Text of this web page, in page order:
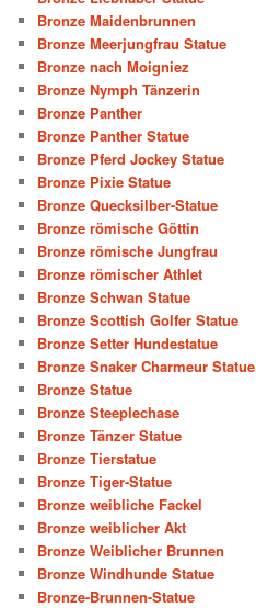
Bronze Maidenbrunnen
Bronze Meerjungfrau Statue
Bronze nach Moigniez
Bronze Nymph Tänzerin
Bronze Panther
Bronze Panther Statue
Bronze Pferd Jockey Statue
Bronze Pixie Statue
Bronze Quecksilber-Statue
Bronze römische Göttin
Bronze römische Jungfrau
Bronze römischer Athlet
Bronze Schwan Statue
Bronze Scottish Golfer Statue
Bronze Setter Hundestatue
Bronze Snaker Charmeur Statue
Bronze Statue
Bronze Steeplechase
Bronze Tänzer Statue
Bronze Tierstatue
Bronze Tiger-Statue
Bronze weibliche Fackel
Bronze weiblicher Akt
Bronze Weiblicher Brunnen
Bronze Windhunde Statue
Bronze-Brunnen-Statue